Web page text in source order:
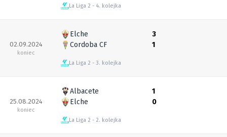
La Liga 2 4. kolejka
02.09.2024
koniec
Elche
Cordoba CF
La Liga 2 3. kolejka
3
1
25.08.2024
koniec
Albacete
Elche
La Liga 2 2. kolejka
1
0